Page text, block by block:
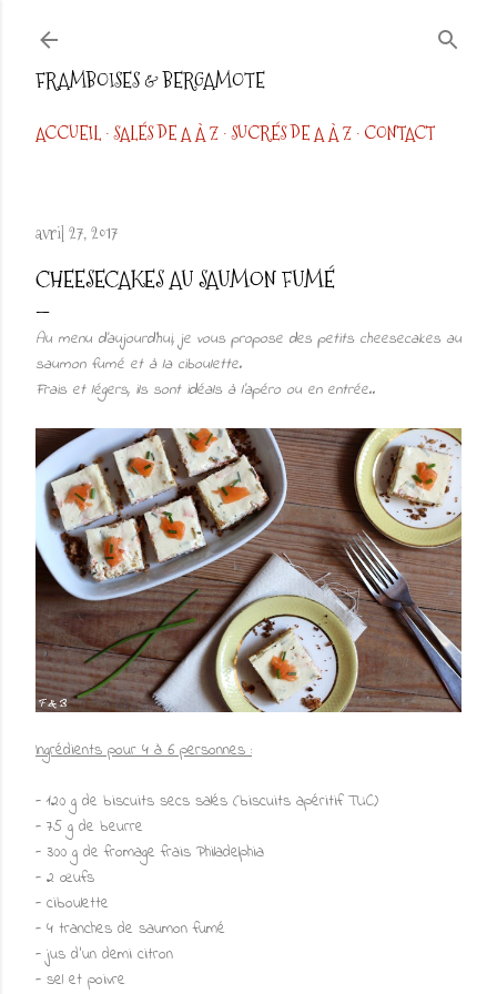
FRAMBOISES & BERGAMOTE
ACCUEIL SALÉS DE A À Z SUCRÉS DE A À Z CONTACT
avril 27, 2017
CHEESECAKES AU SAUMON FUMÉ
Au menu d’aujourd’hui, je vous propose des petits cheesecakes au
saumon fumé et à la ciboulette.
Frais et légers, ils sont idéals à l'apéro ou en entrée..
Ingrédients pour 4 à 6 personnes :
- 120 g de biscuits secs salés (biscuits apéritif TUC)
- 75 g de beurre
- 300 g de fromage frais Philadelphia
- 2 œufs
- ciboulette
- 4 tranches de saumon fumé
- jus d'un demi citron
- sel et poivre